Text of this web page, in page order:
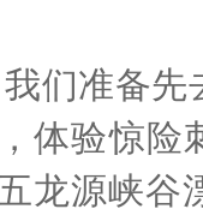
们准备先
，体验惊
龙源峡